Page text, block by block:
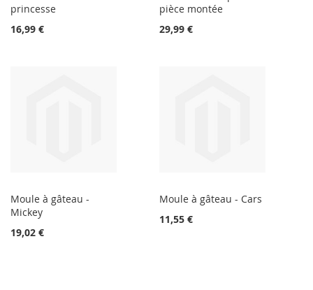
princesse
16,99 €
pièce montée
29,99 €
Moule à gâteau -
Mickey
19,02 €
Moule à gâteau - Cars
11,55 €